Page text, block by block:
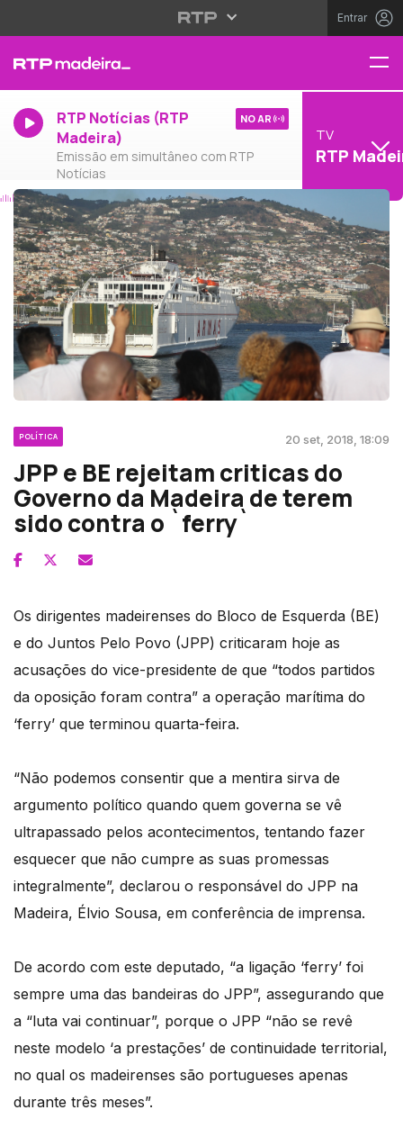
Entrar
RTP Notícias (RTP
Madeira)
Emissão em simultâneo com RTP
Notícias
NO AR
TV
RTP
POLÍTICA 20 set, 2018, 18:09
JPP e BE rejeitam criticas do
Governo da Madeira de terem
sido contra o `ferry`
Os dirigentes madeirenses do Bloco de Esquerda (BE)
e do Juntos Pelo Povo (JPP) criticaram hoje as
acusações do vice-presidente de que “todos partidos
da oposição foram contra” a operação marítima do
‘ferry’ que terminou quarta-feira.
“Não podemos consentir que a mentira sirva de
argumento político quando quem governa se vê
ultrapassado pelos acontecimentos, tentando fazer
esquecer que não cumpre as suas promessas
integralmente”, declarou o responsável do JPP na
Madeira, Élvio Sousa, em conferência de imprensa.
De acordo com este deputado, “a ligação ‘ferry’ foi
sempre uma das bandeiras do JPP”, assegurando que
a “luta vai continuar”, porque o JPP “não se revê
neste modelo ‘a prestações’ de continuidade territorial,
no qual os madeirenses são portugueses apenas
durante três meses”.